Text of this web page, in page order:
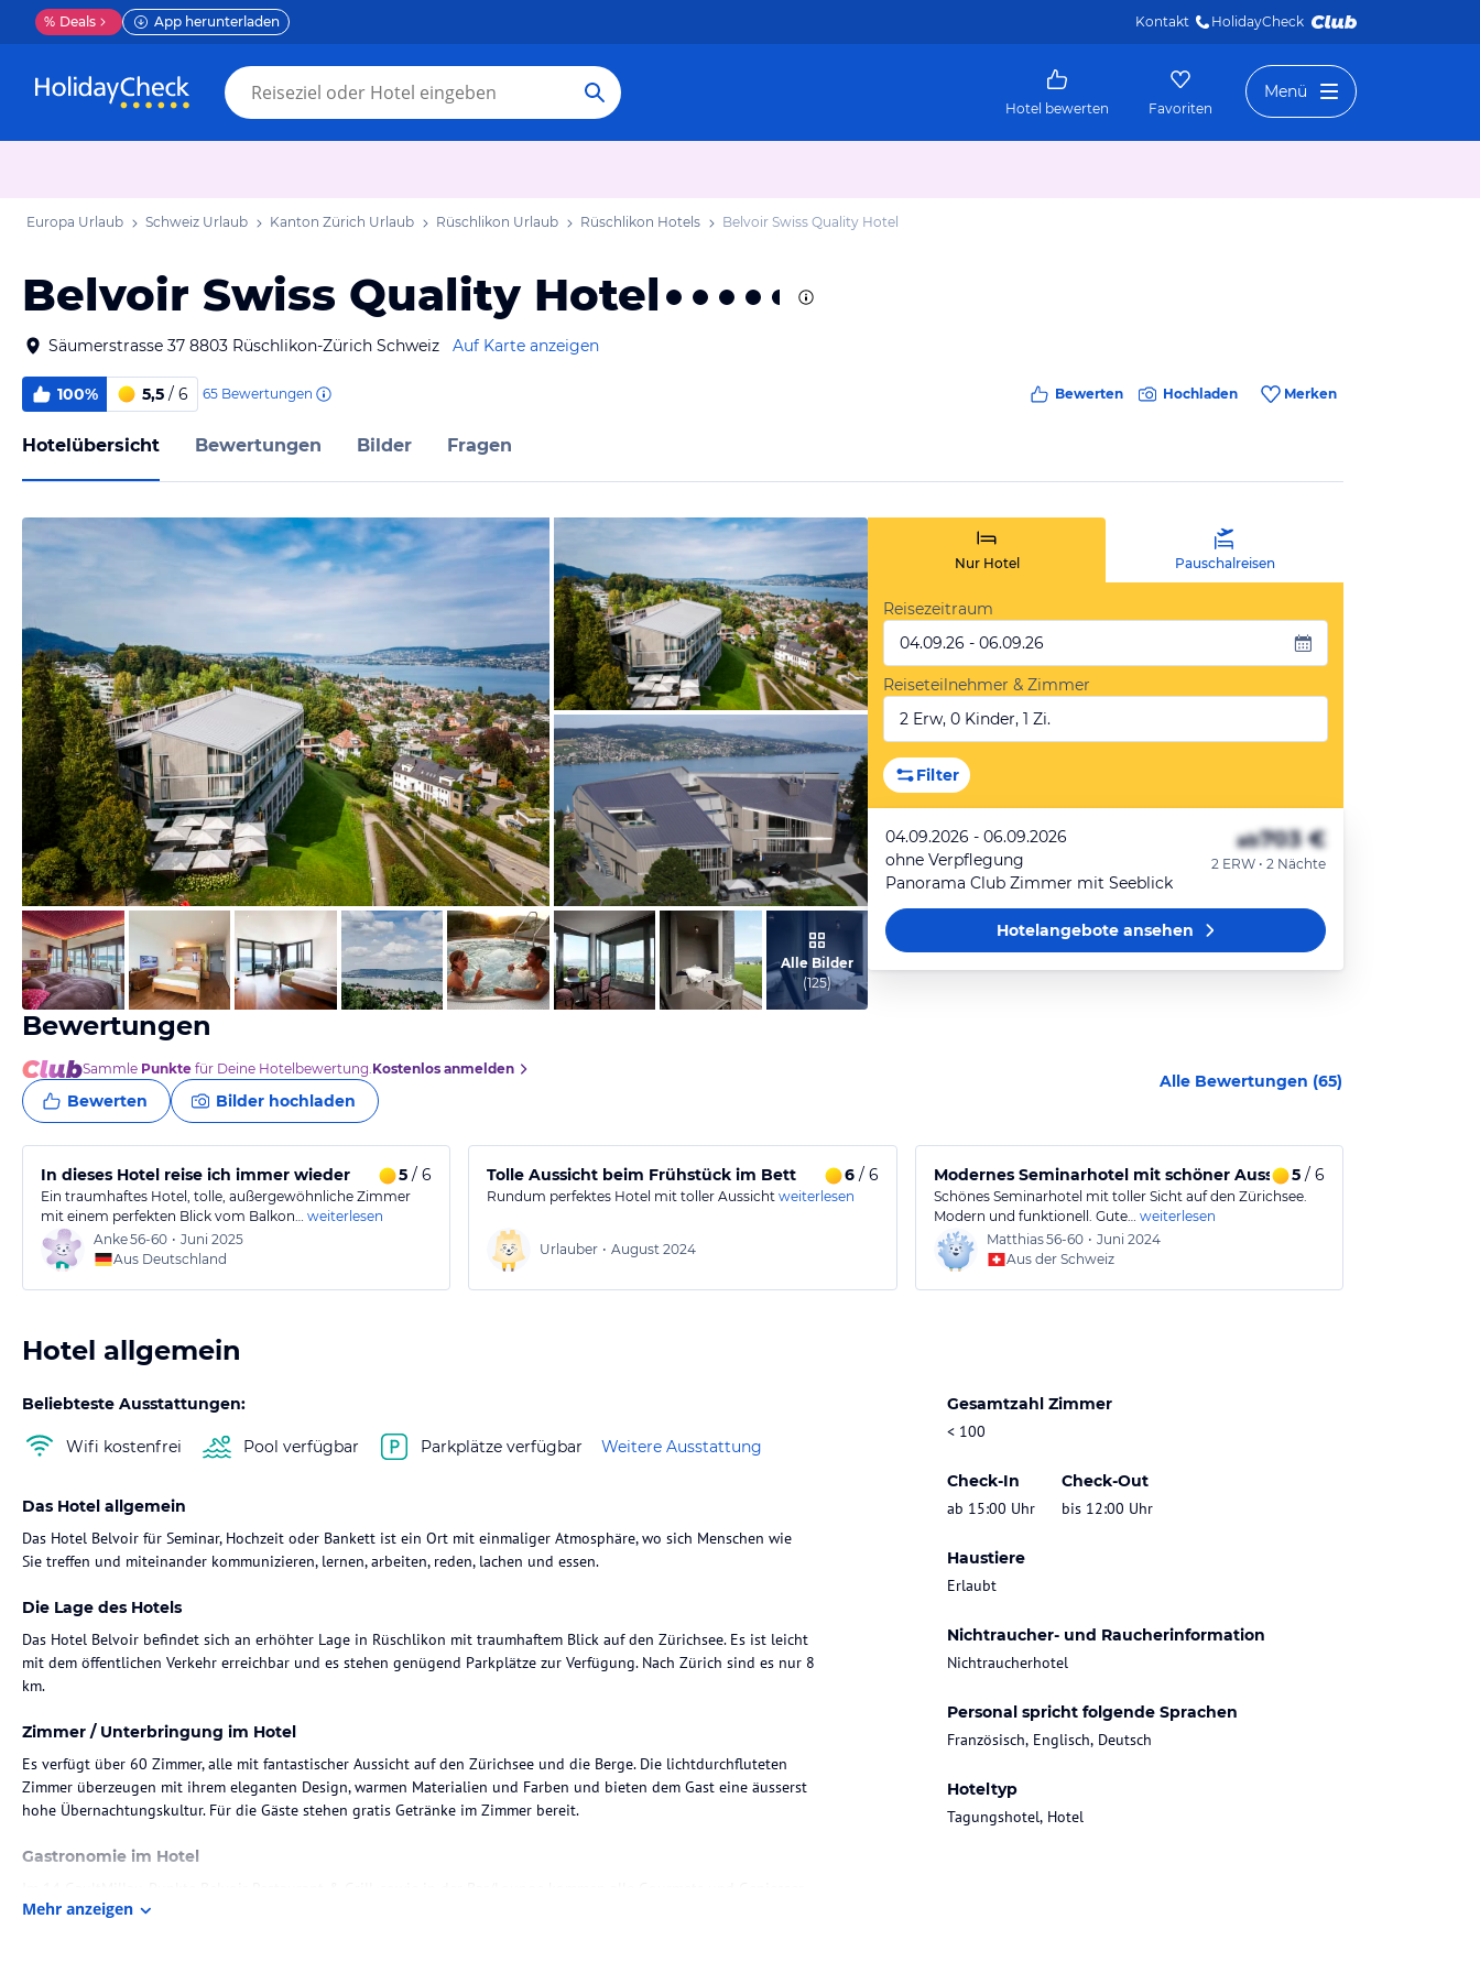
% Deals App herunterladen Kontakt HolidayCheck
Hotel bewerten Favoriten
Menü
Europa Urlaub Schweiz Urlaub Kanton Zürich Urlaub Rüschlikon Urlaub Rüschlikon Hotels Belvoir Swiss Quality Hotel
Belvoir Swiss Quality Hotel
Säumerstrasse 37 8803 Rüschlikon-Zürich Schweiz Auf Karte anzeigen
100% 5,5 / 6 65 Bewertungen Bewerten Hochladen Merken
Hotelübersicht Bewertungen Bilder Fragen
vom Hotelier, September 2018
vom Hotelier, September 2018
vom Hotelier, Januar 2012
Alle Bilder
(125)
Nur Hotel Pauschalreisen
Reisezeitraum
04.09.26 - 06.09.26
Reiseteilnehmer & Zimmer
2 Erw, 0 Kinder, 1 Zi.
Filter
04.09.2026 - 06.09.2026
ohne Verpflegung
Panorama Club Zimmer mit Seeblick
ab703 €
2 ERW • 2 Nächte
Hotelangeboteansehen
Bewertungen
Sammle Punkte für Deine Hotelbewertung.Kostenlos anmelden
Bewerten Bilder hochladen
Alle Bewertungen (65)
In dieses Hotel reise ich immer wieder 5 / 6
Ein traumhaftes Hotel, tolle, außergewöhnliche Zimmer
mit einem perfekten Blick vom Balkon… weiterlesen
Anke56-60 • Juni 2025
Aus Deutschland
Tolle Aussicht beim Frühstück im Bett 6/ 6
Rundum perfektes Hotel mit toller Aussicht weiterlesen
Urlauber • August 2024
Modernes Seminarhotel mit schöner Aussicht
5/ 6
Schönes Seminarhotel mit toller Sicht auf den Zürichsee.
Modern und funktionell. Gute… weiterlesen
Matthias56-60 • Juni 2024
Aus der Schweiz
Hotel allgemein
Beliebteste Ausstattungen:
Wifi kostenfrei Pool verfügbar Parkplätze verfügbar Weitere Ausstattung
Gesamtzahl Zimmer
< 100
Check-In
ab 15:00 Uhr
Check-Out
bis 12:00 Uhr
Haustiere
Erlaubt
Nichtraucher- und Raucherinformation
Nichtraucherhotel
Personal spricht folgende Sprachen
Französisch, Englisch, Deutsch
Hoteltyp
Tagungshotel, Hotel
Das Hotel allgemein
Das Hotel Belvoir für Seminar, Hochzeit oder Bankett ist ein Ort mit einmaliger Atmosphäre, wo sich Menschen wie
Sie treffen und miteinander kommunizieren, lernen, arbeiten, reden, lachen und essen.
Die Lage des Hotels
Das Hotel Belvoir befindet sich an erhöhter Lage in Rüschlikon mit traumhaftem Blick auf den Zürichsee. Es ist leicht
mit dem öffentlichen Verkehr erreichbar und es stehen genügend Parkplätze zur Verfügung. Nach Zürich sind es nur 8
km.
Zimmer / Unterbringung im Hotel
Es verfügt über 60 Zimmer, alle mit fantastischer Aussicht auf den Zürichsee und die Berge. Die lichtdurchfluteten
Zimmer überzeugen mit ihrem eleganten Design, warmen Materialien und Farben und bieten dem Gast eine äusserst
hohe Übernachtungskultur. Für die Gäste stehen gratis Getränke im Zimmer bereit.
Gastronomie im Hotel
auf ihre Kosten. Für die kleinen Gäste lädt der Kinderspielplatz auf der Restaurant Terrasse zum verweilen ein.
Mehr anzeigen